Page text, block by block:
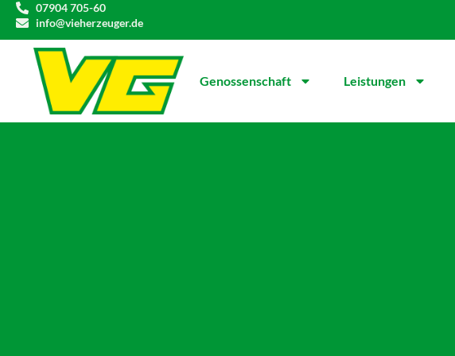
07904 705-60
info@vieherzeuger.de
Genossenschaft Leistungen